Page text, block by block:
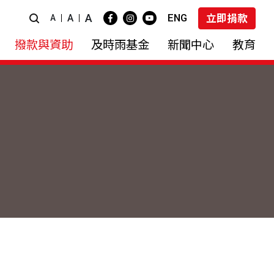
A A A ENG 立即捐款
撥款與資助 及時雨基金 新聞中心 教育